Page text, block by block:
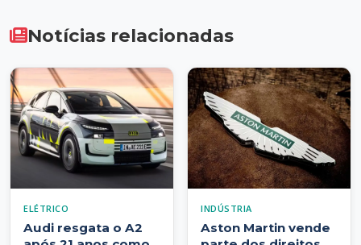
Notícias relacionadas
ELÉTRICO
Audi resgata o A2
INDÚSTRIA
Aston Martin vende